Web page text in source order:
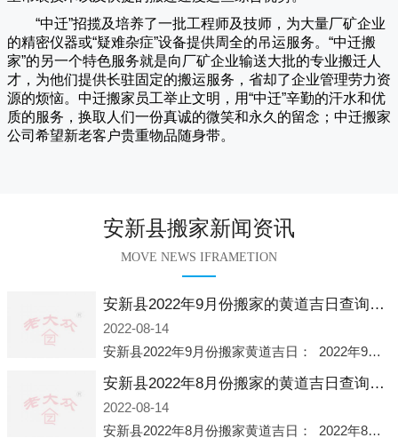
“中迁”招揽及培养了一批工程师及技师，为大量厂矿企业
的精密仪器或“疑难杂症”设备提供周全的吊运服务。“中迁搬
家”的另一个特色服务就是向厂矿企业输送大批的专业搬迁人
才，为他们提供长驻固定的搬运服务，省却了企业管理劳力资
源的烦恼。 中迁搬家员工举止文明，用“中迁”辛勤的汗水和优
质的服务，换取人们一份真诚的微笑和永久的留念； 中迁搬家
公司希望新老客户贵重物品随身带。
安新县搬家新闻资讯
MOVE NEWS IFRAMETION
安新县2022年9月份搬家的黄道吉日查询大全一览表哪天适合搬家好日子
2022-08-14
安新县2022年9月份搬家黄道吉日： 2022年9月6日 「星期二」 农历八月十一2022年9月12日 「星期一」 农历八月十七2022年9月16日 「星期五」 农历八月廿一2022年9月2
安新县2022年8月份搬家的黄道吉日查询大全一览表哪天适合搬家好日子
2022-08-14
安新县2022年8月份搬家黄道吉日： 2022年8月2日 「星期二」 农历七月初五2022年8月6日 「星期六」 农历七月初九2022年8月8日 「星期一」 农历七月十一2022年8月10日 「